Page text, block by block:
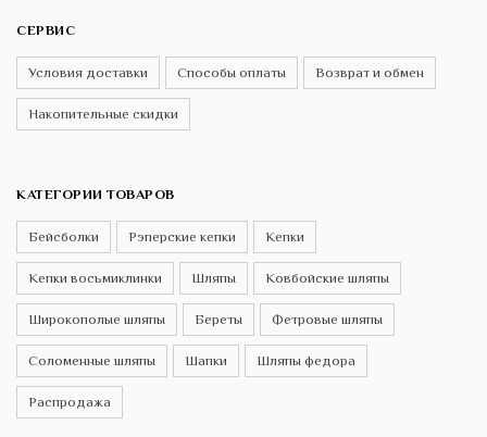
СЕРВИС
Условия доставки Способы оплаты Возврат и обмен
Накопительные скидки
КАТЕГОРИИ ТОВАРОВ
Бейсболки Рэперские кепки Кепки
Кепки восьмиклинки Шляпы Ковбойские шляпы
Широкополые шляпы Береты Фетровые шляпы
Соломенные шляпы Шапки Шляпы федора
Распродажа